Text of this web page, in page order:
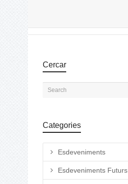
Cercar
Categories
Esdeveniments
Esdeveniments Futurs